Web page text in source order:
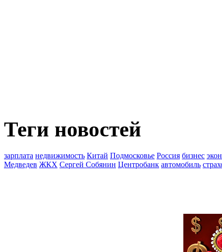
Теги новостей
зарплата недвижимость Китай Подмосковье Россия бизнес
Медведев ЖКХ Сергей Собянин Центробанк автомобиль